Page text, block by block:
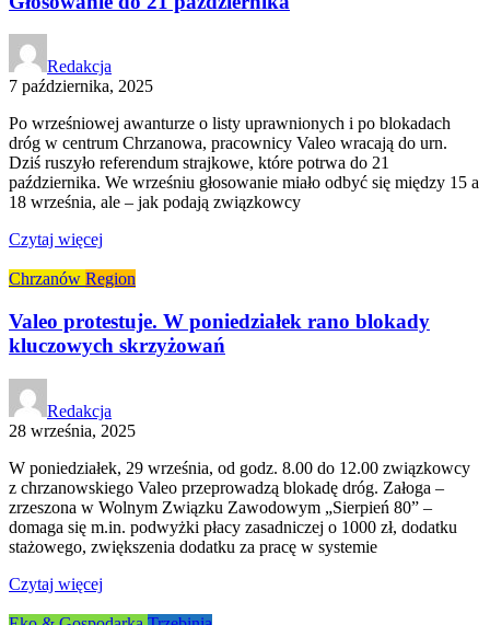
Redakcja
7 października, 2025
Po wrześniowej awanturze o listy uprawnionych i po blokadach
dróg w centrum Chrzanowa, pracownicy Valeo wracają do urn.
Dziś ruszyło referendum strajkowe, które potrwa do 21
października. We wrześniu głosowanie miało odbyć się między 15 a
18 września, ale – jak podają związkowcy
Czytaj więcej
Chrzanów Region
Valeo protestuje. W poniedziałek rano blokady
kluczowych skrzyżowań
Redakcja
28 września, 2025
W poniedziałek, 29 września, od godz. 8.00 do 12.00 związkowcy
z chrzanowskiego Valeo przeprowadzą blokadę dróg. Załoga –
zrzeszona w Wolnym Związku Zawodowym „Sierpień 80” –
domaga się m.in. podwyżki płacy zasadniczej o 1000 zł, dodatku
stażowego, zwiększenia dodatku za pracę w systemie
Czytaj więcej